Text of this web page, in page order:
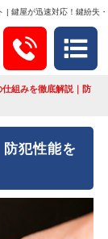
| 鍵屋が迅速対応！鍵紛
仕組みを徹底解説｜防
犯性能を